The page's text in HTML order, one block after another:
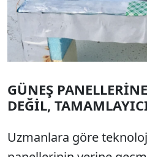
GÜNEŞ
DEĞİL,
Uzmanlara göre